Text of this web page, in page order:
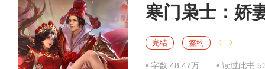
寒门枭士：娇
完结 签约
• 字数 48.47万 • 读过此书